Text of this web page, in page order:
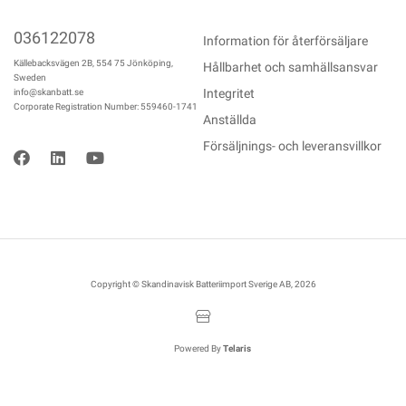
036122078
Källebacksvägen 2B, 554 75 Jönköping,
Sweden
info@skanbatt.se
Corporate Registration Number: 559460-1741
Information för återförsäljare
Hållbarhet och samhällsansvar
Integritet
Anställda
Försäljnings- och leveransvillkor
Copyright © Skandinavisk Batteriimport Sverige AB, 2026
Powered ByTelaris